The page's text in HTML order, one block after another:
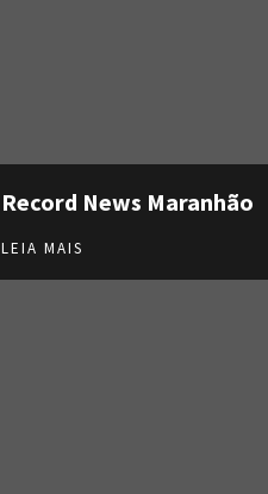
Record News Maranhão
LEIA MAIS